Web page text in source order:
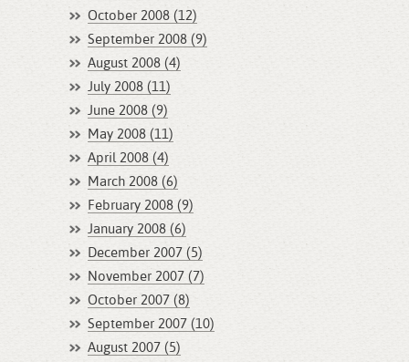
October 2008 (12)
September 2008 (9)
August 2008 (4)
July 2008 (11)
June 2008 (9)
May 2008 (11)
April 2008 (4)
March 2008 (6)
February 2008 (9)
January 2008 (6)
December 2007 (5)
November 2007 (7)
October 2007 (8)
September 2007 (10)
August 2007 (5)